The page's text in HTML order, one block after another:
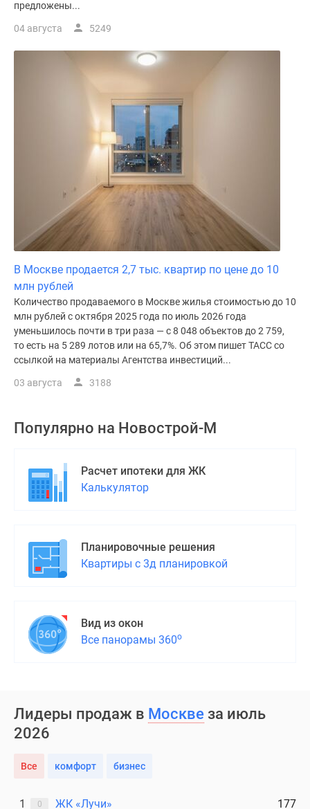
предложены...
04 августа 5249
В Москве продается 2,7 тыс. квартир по цене до 10
млн рублей
Количество продаваемого в Москве жилья стоимостью до 10
млн рублей с октября 2025 года по июль 2026 года
уменьшилось почти в три раза — с 8 048 объектов до 2 759,
то есть на 5 289 лотов или на 65,7%. Об этом пишет ТАСС со
ссылкой на материалы Агентства инвестиций...
03 августа 3188
Популярно на Новострой-М
Расчет ипотеки для ЖК
Калькулятор
Планировочные решения
Квартиры с 3д планировкой
Вид из окон
Все панорамы 360о
Лидеры продаж в Москве за июль
2026
Все комфорт бизнес
1 0 ЖК «Лучи» 177